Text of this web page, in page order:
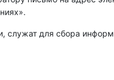
для сбора